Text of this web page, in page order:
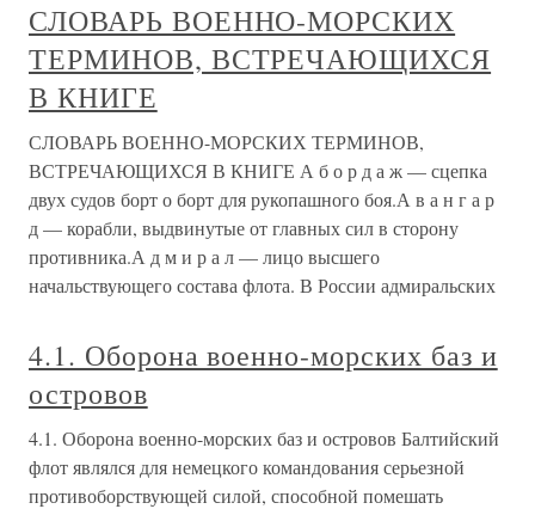
СЛОВАРЬ ВОЕННО-МОРСКИХ
ТЕРМИНОВ, ВСТРЕЧАЮЩИХСЯ
В КНИГЕ
СЛОВАРЬ ВОЕННО-МОРСКИХ ТЕРМИНОВ,
ВСТРЕЧАЮЩИХСЯ В КНИГЕ А б о р д а ж — сцепка
двух судов борт о борт для рукопашного боя.А в а н г а р
д — корабли, выдвинутые от главных сил в сторону
противника.А д м и р а л — лицо высшего
начальствующего состава флота. В России адмиральских
4.1. Оборона военно-морских баз и
островов
4.1. Оборона военно-морских баз и островов Балтийский
флот являлся для немецкого командования серьезной
противоборствующей силой, способной помешать